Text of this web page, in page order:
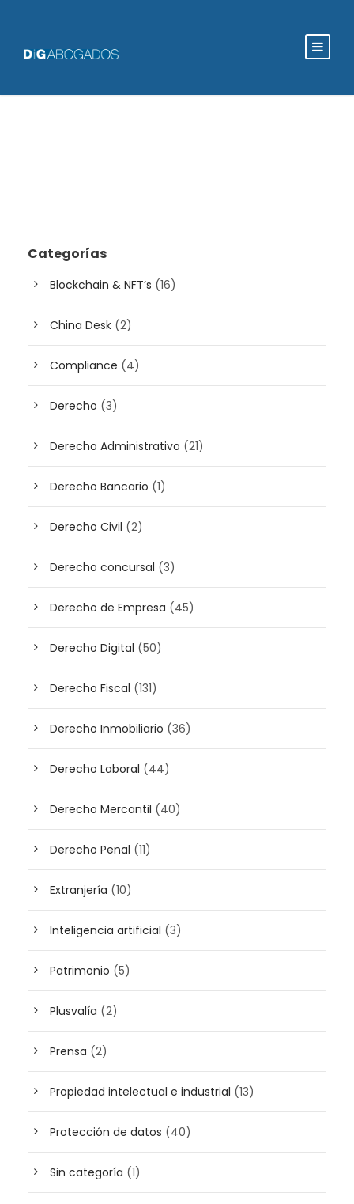
Categorías
Blockchain & NFT’s (16)
China Desk (2)
Compliance (4)
Derecho (3)
Derecho Administrativo (21)
Derecho Bancario (1)
Derecho Civil (2)
Derecho concursal (3)
Derecho de Empresa (45)
Derecho Digital (50)
Derecho Fiscal (131)
Derecho Inmobiliario (36)
Derecho Laboral (44)
Derecho Mercantil (40)
Derecho Penal (11)
Extranjería (10)
Inteligencia artificial (3)
Patrimonio (5)
Plusvalía (2)
Prensa (2)
Propiedad intelectual e industrial (13)
Protección de datos (40)
Sin categoría (1)